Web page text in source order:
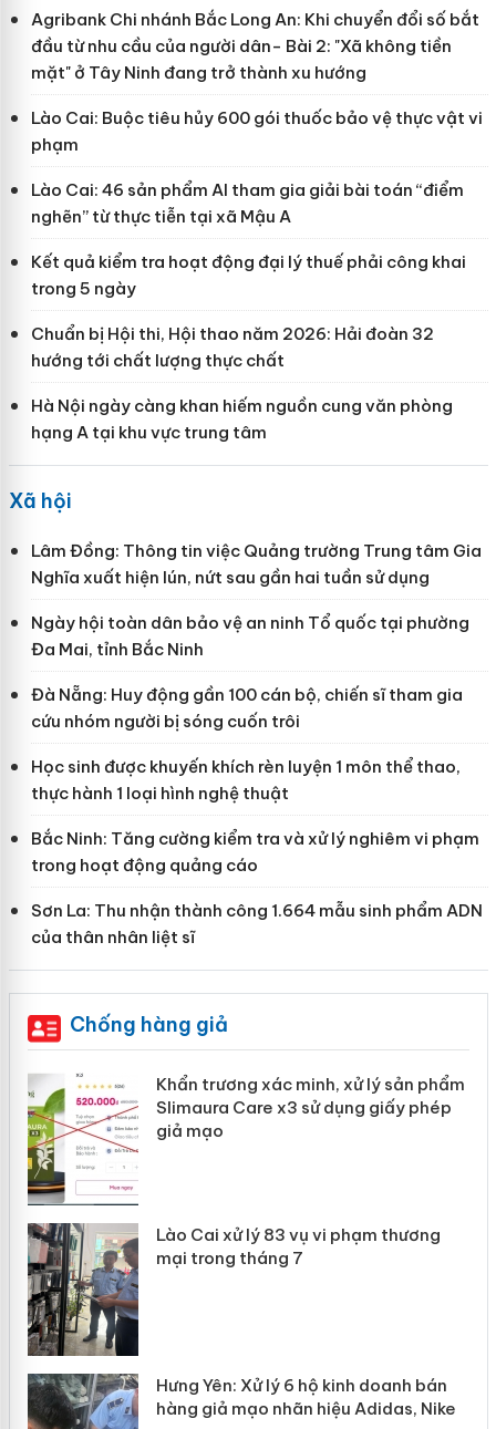
Agribank Chi nhánh Bắc Long An: Khi chuyển đổi số bắt
đầu từ nhu cầu của người dân- Bài 2: "Xã không tiền
mặt" ở Tây Ninh đang trở thành xu hướng
Lào Cai: Buộc tiêu hủy 600 gói thuốc bảo vệ thực vật vi
phạm
Lào Cai: 46 sản phẩm AI tham gia giải bài toán “điểm
nghẽn” từ thực tiễn tại xã Mậu A
Kết quả kiểm tra hoạt động đại lý thuế phải công khai
trong 5 ngày
Chuẩn bị Hội thi, Hội thao năm 2026: Hải đoàn 32
hướng tới chất lượng thực chất
Hà Nội ngày càng khan hiếm nguồn cung văn phòng
hạng A tại khu vực trung tâm
Xã hội
Lâm Đồng: Thông tin việc Quảng trường Trung tâm Gia
Nghĩa xuất hiện lún, nứt sau gần hai tuần sử dụng
Ngày hội toàn dân bảo vệ an ninh Tổ quốc tại phường
Đa Mai, tỉnh Bắc Ninh
Đà Nẵng: Huy động gần 100 cán bộ, chiến sĩ tham gia
cứu nhóm người bị sóng cuốn trôi
Học sinh được khuyến khích rèn luyện 1 môn thể thao,
thực hành 1 loại hình nghệ thuật
Bắc Ninh: Tăng cường kiểm tra và xử lý nghiêm vi phạm
trong hoạt động quảng cáo
Sơn La: Thu nhận thành công 1.664 mẫu sinh phẩm ADN
của thân nhân liệt sĩ
Chống hàng giả
Khẩn trương xác minh, xử lý sản phẩm
Slimaura Care x3 sử dụng giấy phép
giả mạo
Lào Cai xử lý 83 vụ vi phạm thương
mại trong tháng 7
Hưng Yên: Xử lý 6 hộ kinh doanh bán
hàng giả mạo nhãn hiệu Adidas, Nike